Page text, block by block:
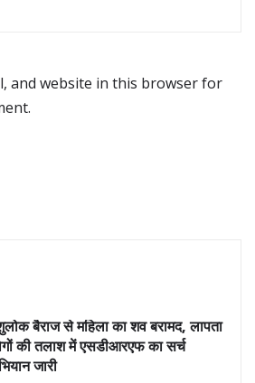
and website in this browser for
बैराज से महिला का शव बरामद, लापता
की तलाश में एसडीआरएफ का सर्च
जारी